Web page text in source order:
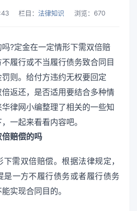
栏目： 法律知识 浏览： 670
?定金在一定情形下需双倍赔
履行或不当履行债务致合同目
则。给付方违约无权要回定
返还，是否适用要结合多种情
律网小编整理了相关的一些知
一起来看看内容吧。
赔偿的吗
需双倍赔偿。根据法律规定，
是一方不履行债务或者履行债务
实现合同目的。